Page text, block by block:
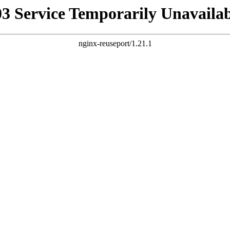
Service Temporarily
nginx-reuseport/1.21.1